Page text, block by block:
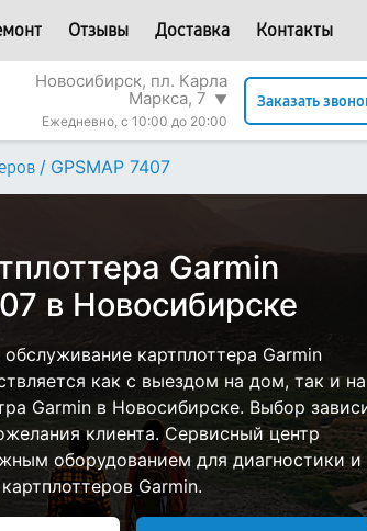
Отзывы Доставка Контакты
Новосибирск, пл. Карла
Маркса, 7 ▼
Ежедневно, с 10:00 до 20:00
Заказать
/ GPSMAP 7407
Garmin
в Новосибирске
картплоттера Garmin
как с выездом на дом, так и на
Garmin в Новосибирске. Выбор
клиента. Сервисный центр
оборудованием для диагностики и
Garmin.